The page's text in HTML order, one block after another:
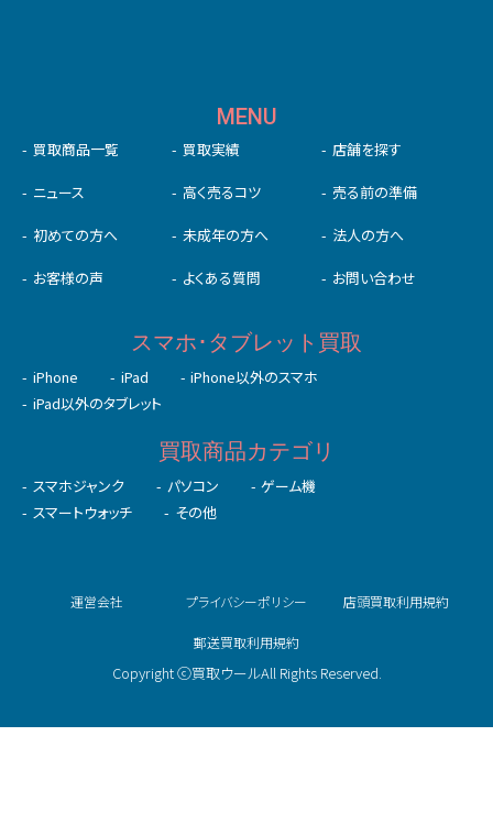
MENU
未成年の⽅へ 法人の方へ
お客様の声 よくある質問
スマホ･タブレット買取
iPhone iPad
iPhone以外のスマホ
iPad以外のタブレット
スマホジャンク パソコン
ゲーム機